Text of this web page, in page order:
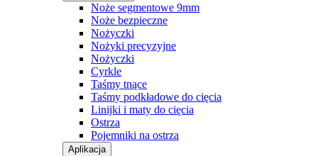
Noże segmentowe 9mm
Noże bezpieczne
Nożyczki
Nożyki precyzyjne
Nożyczki
Cyrkle
Taśmy tnące
Taśmy podkładowe do cięcia
Linijki i maty do cięcia
Ostrza
Pojemniki na ostrza
Aplikacja